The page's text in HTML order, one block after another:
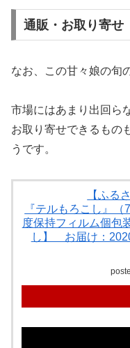
通販・お取り寄せ
なお、この甘々娘の旬
市場にはあまり出回ら
お取り寄せできるもの
うです。
【ふる
『テルもろこし』
度保持フィルム個包
し】 お届け：